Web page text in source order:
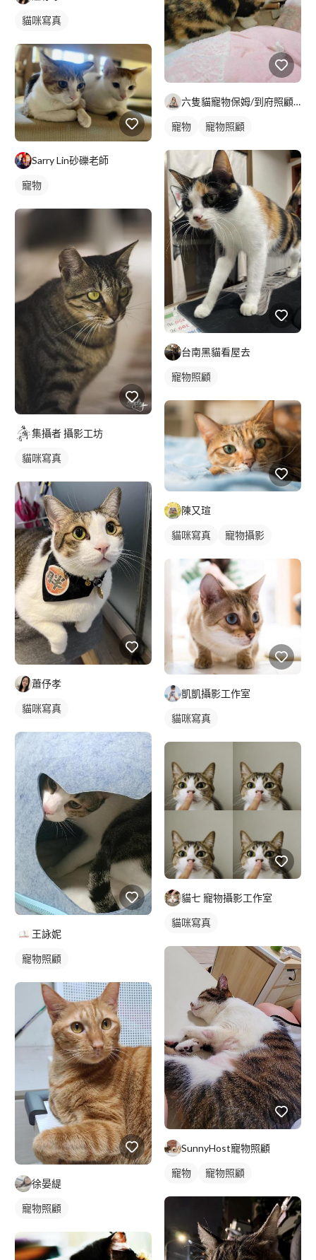
貓咪寫真
Sarry Lin砂礫老師
寵物
集攝者 攝影工坊
貓咪寫真
蕭伃孝
貓咪寫真
王詠妮
寵物照顧
徐晏緹
寵物照顧
六隻貓寵物保姆/到府照顧/遛狗/到府洗澡｜kol部落客｜Yu
寵物 寵物照顧
台南黑貓看屋去
寵物照顧
陳又瑄
貓咪寫真 寵物攝影
凱凱攝影工作室
貓咪寫真
貓七 寵物攝影工作室
貓咪寫真
SunnyHost寵物照顧
寵物 寵物照顧